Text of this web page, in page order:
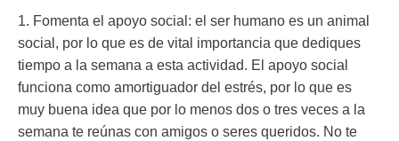
1. Fomenta el apoyo social: el ser humano es un animal
social, por lo que es de vital importancia que dediques
tiempo a la semana a esta actividad. El apoyo social
funciona como amortiguador del estrés, por lo que es
muy buena idea que por lo menos dos o tres veces a la
semana te reúnas con amigos o seres queridos. No te